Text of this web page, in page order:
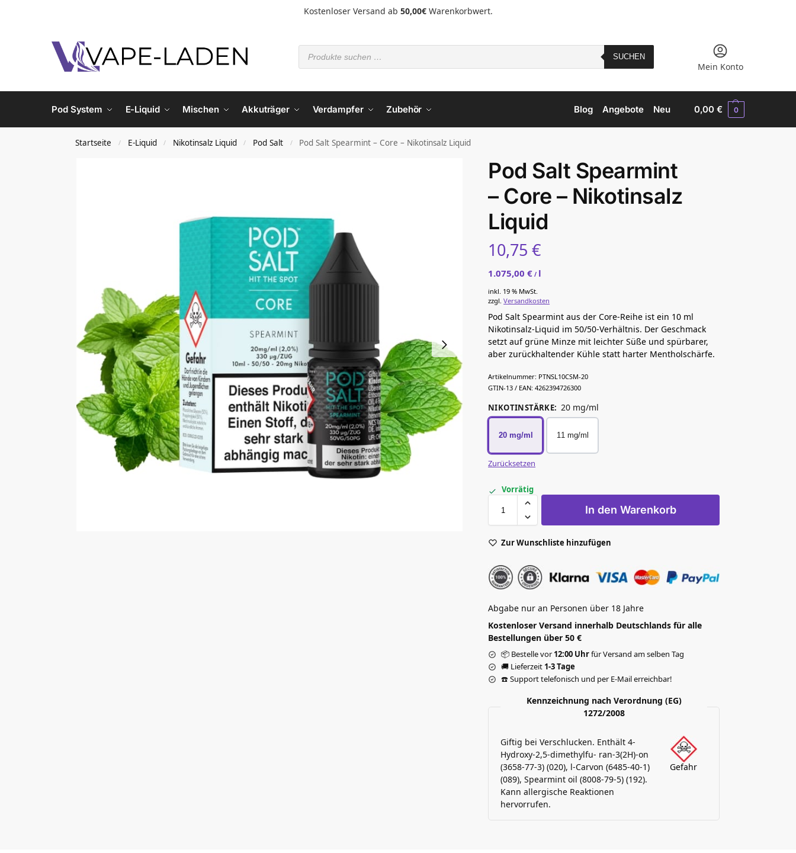
Kostenloser Versand ab 50,00€Warenkorbwert.
SUCHEN
Mein Konto
Pod System E-Liquid Mischen Akkuträger Verdampfer Zubehör Neu
Angebote
Blog 0,00€ 0
Startseite / E-Liquid / Nikotinsalz Liquid / Pod Salt / Pod Salt Spearmint – Core – Nikotinsalz Liquid
Pod Salt Spearmint
– Core – Nikotinsalz
Liquid
10,75€
1.075,00€ / l
inkl. 19 % MwSt.
zzgl.Versandkosten
Pod Salt Spearmint aus der Core-Reihe ist ein 10 ml
Nikotinsalz-Liquid im 50/50-Verhältnis. Der Geschmack
setzt auf grüne Minze mit leichter Süße und spürbarer,
aber zurückhaltender Kühle statt harter Mentholschärfe.
Artikelnummer: PTNSL10CSM-20
GTIN-13 / EAN: 4262394726300
NIKOTINSTÄRKE: 20 mg/ml
20 mg/ml 11 mg/ml
Zurücksetzen
Vorrätig
In den Warenkorb
Zur Wunschliste hinzufügen
Abgabe nur an Personen über 18 Jahre
Kostenloser Versand innerhalb Deutschlands für alle
Bestellungen über 50 €
📦 Bestelle vor12:00 Uhrfür Versand am selben Tag
🚚 Lieferzeit 1-3 Tage
☎️ Support telefonisch und per E-Mail erreichbar!
Kennzeichnung nach Verordnung (EG)
1272/2008
Giftig bei Verschlucken. Enthält 4-
Hydroxy-2,5-dimethylfu- ran-3(2H)-on
(3658-77-3) (020), l-Carvon (6485-40-1)
(089), Spearmint oil (8008-79-5) (192).
Kann allergische Reaktionen
hervorrufen.
Gefahr